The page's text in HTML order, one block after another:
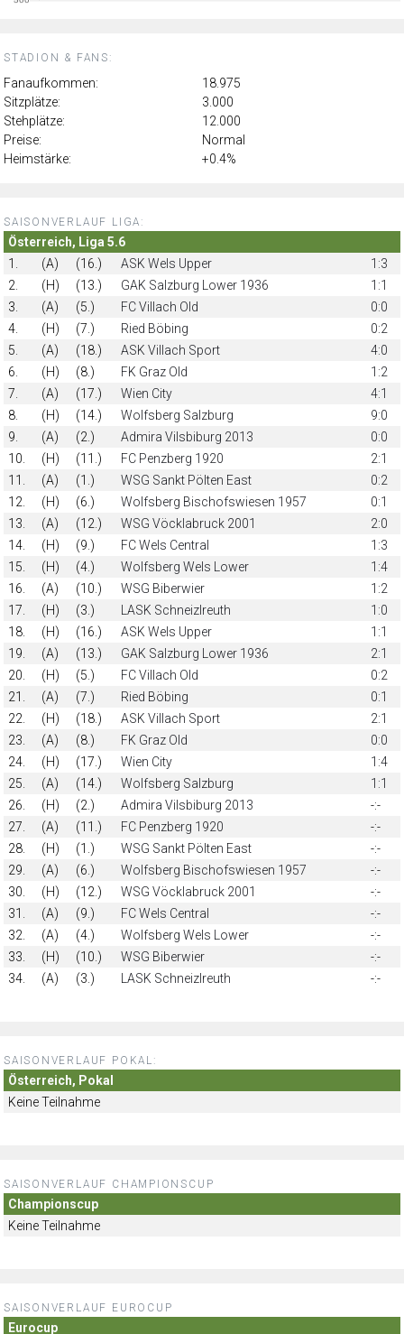
STADION & FANS:
Fanaufkommen:
18.975
Sitzplätze:
3.000
Stehplätze:
12.000
Preise:
Normal
Heimstärke:
+0.4%
SAISONVERLAUF LIGA:
Österreich, Liga 5.6
1.
(A) (16.) ASK Wels Upper
1:3
2.
(H) (13.) GAK Salzburg Lower 1936
1:1
3.
(A) (5.) FC Villach Old
0:0
4.
(H) (7.) Ried Böbing
0:2
5.
(A) (18.) ASK Villach Sport
4:0
6.
(H) (8.) FK Graz Old
1:2
7.
(A) (17.) Wien City
4:1
8.
(H) (14.) Wolfsberg Salzburg
9:0
9.
(A) (2.) Admira Vilsbiburg 2013
0:0
10.
(H) (11.) FC Penzberg 1920
2:1
11.
(A) (1.) WSG Sankt Pölten East
0:2
12.
(H) (6.) Wolfsberg Bischofswiesen 1957
0:1
13.
(A) (12.) WSG Vöcklabruck 2001
2:0
14.
(H) (9.) FC Wels Central
1:3
15.
(H) (4.) Wolfsberg Wels Lower
1:4
16.
(A) (10.) WSG Biberwier
1:2
17.
(H) (3.) LASK Schneizlreuth
1:0
18.
(H) (16.) ASK Wels Upper
1:1
19.
(A) (13.) GAK Salzburg Lower 1936
2:1
20.
(H) (5.) FC Villach Old
0:2
21.
(A) (7.) Ried Böbing
0:1
22.
(H) (18.) ASK Villach Sport
2:1
23.
(A) (8.) FK Graz Old
0:0
24.
(H) (17.) Wien City
1:4
25.
(A) (14.) Wolfsberg Salzburg
1:1
26.
(H) (2.) Admira Vilsbiburg 2013
-:-
27.
(A) (11.) FC Penzberg 1920
-:-
28.
(H) (1.) WSG Sankt Pölten East
-:-
29.
(A) (6.) Wolfsberg Bischofswiesen 1957
-:-
30.
(H) (12.) WSG Vöcklabruck 2001
-:-
31.
(A) (9.) FC Wels Central
-:-
32.
(A) (4.) Wolfsberg Wels Lower
-:-
33.
(H) (10.) WSG Biberwier
-:-
34.
(A) (3.) LASK Schneizlreuth -:-
SAISONVERLAUF POKAL:
Österreich, Pokal
Keine Teilnahme
SAISONVERLAUF CHAMPIONSCUP
Championscup
Keine Teilnahme
SAISONVERLAUF EUROCUP
Eurocup